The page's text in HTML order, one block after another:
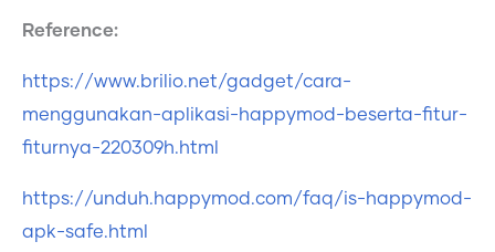
Reference:
https://www.brilio.net/gadget/cara-
menggunakan-aplikasi-happymod-beserta-fitur-
fiturnya-220309h.html
https://unduh.happymod.com/faq/is-happymod-
apk-safe.html